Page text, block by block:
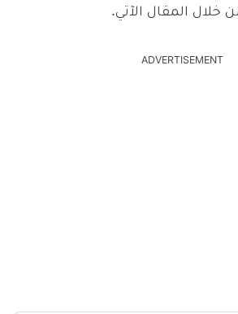
خلال المقال الآتي.
ADVERTISEMENT